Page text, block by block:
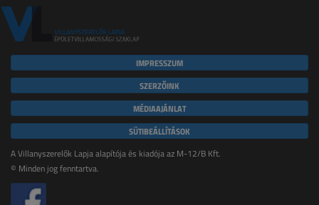
IMPRESSZUM
SZERZŐINK
MÉDIAAJÁNLAT
SÜTIBEÁLLÍTÁSOK
A Villanyszerelők Lapja alapítója és kiadója az M-12/B Kft.
© Minden jog fenntartva.